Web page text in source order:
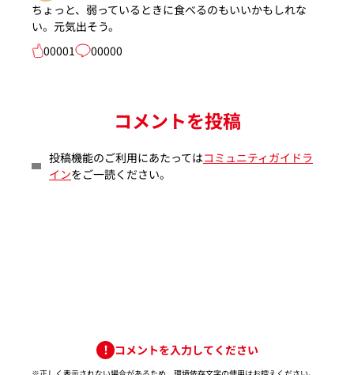
ちょっと、弱っているときに食べるのもいいかもしれな
い。元気出そう。
00001
00000
コメントを投稿
投稿機能のご利用にあたってはコミュニティガイドラ
インをご一読ください。
コメントを入力してください